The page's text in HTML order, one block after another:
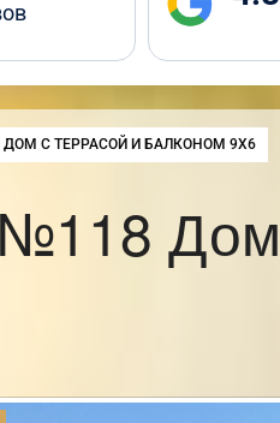
CURRENT:
ДОМ С ТЕРРАСОЙ И БАЛКОНОМ 9Х6